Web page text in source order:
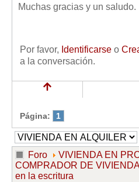
Muchas gracias y un saludo.
Por favor, Identificarse o
a la conversación.
Página: 1
Foro VIVIENDA EN
COMPRADOR DE VIVIENDA
en la escritura